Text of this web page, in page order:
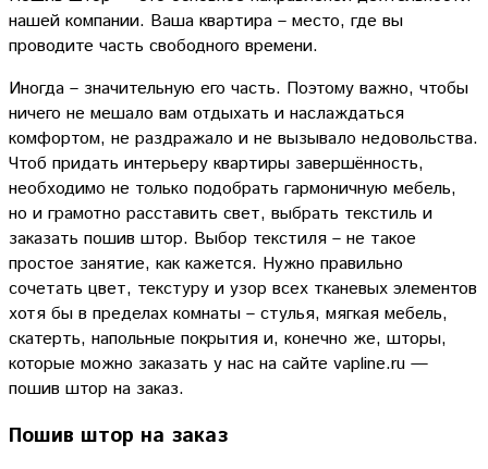
нашей компании. Ваша квартира – место, где вы
проводите часть свободного времени.
Иногда – значительную его часть. Поэтому важно, чтобы
ничего не мешало вам отдыхать и наслаждаться
комфортом, не раздражало и не вызывало недовольства.
Чтоб придать интерьеру квартиры завершённость,
необходимо не только подобрать гармоничную мебель,
но и грамотно расставить свет, выбрать текстиль и
заказать пошив штор. Выбор текстиля – не такое
простое занятие, как кажется. Нужно правильно
сочетать цвет, текстуру и узор всех тканевых элементов
хотя бы в пределах комнаты – стулья, мягкая мебель,
скатерть, напольные покрытия и, конечно же, шторы,
которые можно заказать у нас на сайте vapline.ru —
пошив штор на заказ.
Пошив штор на заказ